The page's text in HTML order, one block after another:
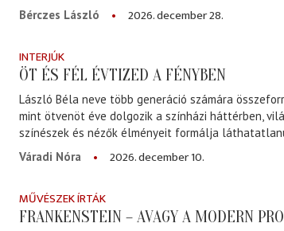
Bérczes László
2026. december 28.
INTERJÚK
ÖT ÉS FÉL ÉVTIZED A FÉNYBEN
László Béla neve több generáció számára
mint ötvenöt éve dolgozik a színházi háttérben,
színészek és nézők élményeit formálja
Váradi Nóra
2026. december 10.
MŰVÉSZEK ÍRTÁK
FRANKENSTEIN – AVAGY A MODERN